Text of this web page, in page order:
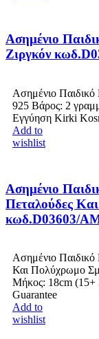
Ασημένιο
Ζιργκόν
Ασημένιο
925 Βάρος: 2
Εγγύηση Kirki
Add to
wishlist
Ασημένιο
Πεταλούδες
κωδ.D03603/
Ασημένιο
Και Πολύχρωμo
Μήκος: 18cm (15+
Guarantee
Add to
wishlist